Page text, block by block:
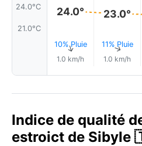
24.0°C
21.0°C
24.0°
10% Pluie
↑
1.0 km/h
23.0°
11% Pluie
↑
1.0 km/h
Indice de qualité
estroict de Sibyle